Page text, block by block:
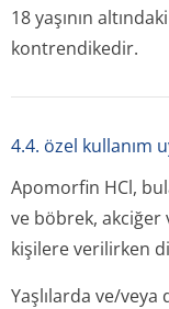
18 yaşının
kontrendikedir.
4.4. özel kullanım
Apomorfin HCl,
ve böbrek, akciğer
kişilere verilirken
Yaşlılarda ve/